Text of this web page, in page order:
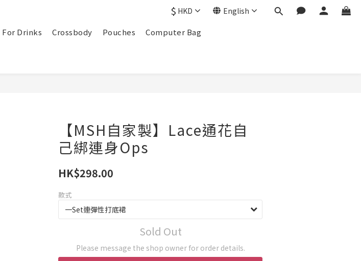
$ HKD English
For Drinks Crossbody Pouches
Computer Bag
【MSH自家製】Lace通花自
己綁連身Ops
HK$298.00
款式
Sold Out
Please message the shop owner for order details.